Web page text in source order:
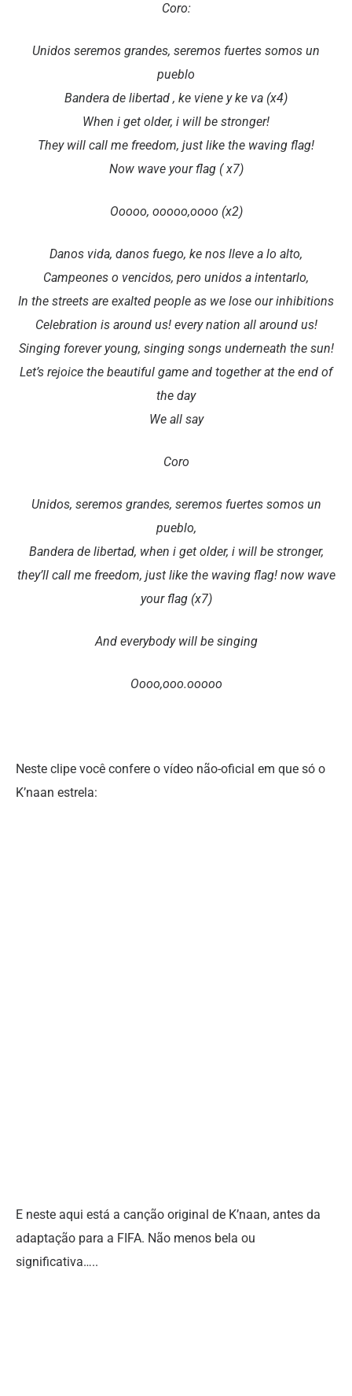
Coro:
Unidos seremos grandes, seremos fuertes somos un
pueblo
Bandera de libertad , ke viene y ke va (x4)
When i get older, i will be stronger!
They will call me freedom, just like the waving flag!
Now wave your flag ( x7)
Ooooo, ooooo,oooo (x2)
Danos vida, danos fuego, ke nos lleve a lo alto,
Campeones o vencidos, pero unidos a intentarlo,
In the streets are exalted people as we lose our inhibitions
Celebration is around us! every nation all around us!
Singing forever young, singing songs underneath the sun!
Let’s rejoice the beautiful game and together at the end of
the day
We all say
Coro
Unidos, seremos grandes, seremos fuertes somos un
pueblo,
Bandera de libertad, when i get older, i will be stronger,
they’ll call me freedom, just like the waving flag! now wave
your flag (x7)
And everybody will be singing
Oooo,ooo.ooooo
Neste clipe você confere o vídeo não-oficial em que só o
K’naan estrela:
E neste aqui está a canção original de K’naan, antes da
adaptação para a FIFA. Não menos bela ou
significativa…..